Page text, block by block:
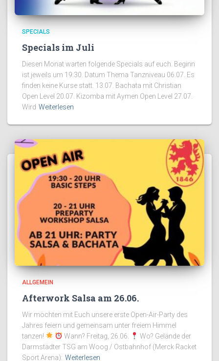
SPECIALS
Specials im Juli
Diesen Monat warten folgende Specials auf euch. Beginn
ist jeweils um 19:30. Datum Thema Tanzniveau 06.07. Es
finden keine Kurse statt. 13.07. Bachata mit Christian
Open Level 20.07. Kizomba mit Aymen Open Level 27.07.
Wird Weiterlesen
ALLGEMEIN
Afterwork Salsa am 26.06.
Wir möchten mit Euch unsere erste Open-Air-Party des
Jahres feiern und gemeinsam unter freiem Himmel
tanzen!
Wann? Freitag, 26.06.
Wo? Gelände der
Darmstädter TSG am Woog / Ostbahnhof (Merck Racket
Sport Arena): Weiterlesen